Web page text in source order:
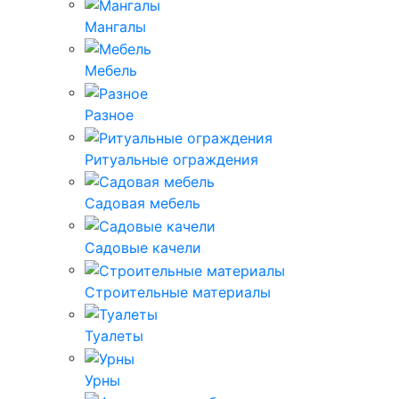
Мангалы
Мебель
Разное
Ритуальные ограждения
Садовая мебель
Садовые качели
Строительные материалы
Туалеты
Урны